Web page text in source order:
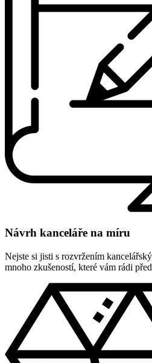
Návrh kanceláře na míru
Nejste si jisti s rozvržením
mnoho zkušeností, které vám rádi